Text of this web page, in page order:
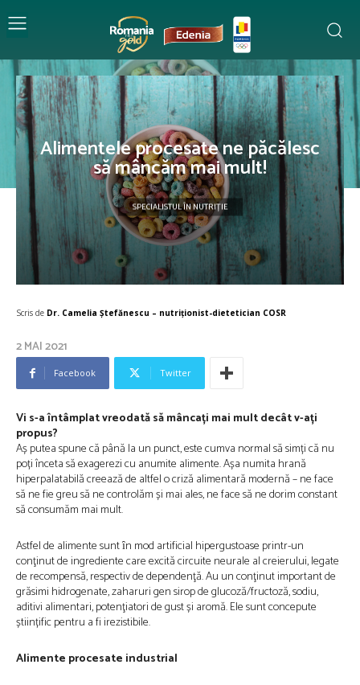
Alimentele procesate ne păcălesc
să mâncăm mai mult!
SPECIALISTUL ÎN NUTRIȚIE
Scris de Dr. Camelia Ștefănescu – nutriţionist-dietetician COSR
2 MAI 2021
Facebook Twitter
Vi s-a întâmplat vreodată să mâncați mai mult decât v-ați
propus?
Aș putea spune că până la un punct, este cumva normal să simți că nu
poți înceta să exagerezi cu anumite alimente. Așa numita hrană
hiperpalatabilă creează de altfel o criză alimentară modernă – ne face
să ne fie greu să ne controlăm și mai ales, ne face să ne dorim constant
să consumăm mai mult.
Astfel de alimente sunt ȋn mod artificial hipergustoase printr-un
conţinut de ingrediente care excită circuite neurale al creierului, legate
de recompensă, respectiv de dependenţă. Au un conţinut important de
grăsimi hidrogenate, zaharuri gen sirop de glucoză/fructoză, sodiu,
aditivi alimentari, potenţiatori de gust și aromă. Ele sunt concepute
științific pentru a fi irezistibile.
Alimente procesate industrial